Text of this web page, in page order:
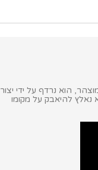
הוא נרדף על ידי יצור
נאלץ להיאבק על מקומו